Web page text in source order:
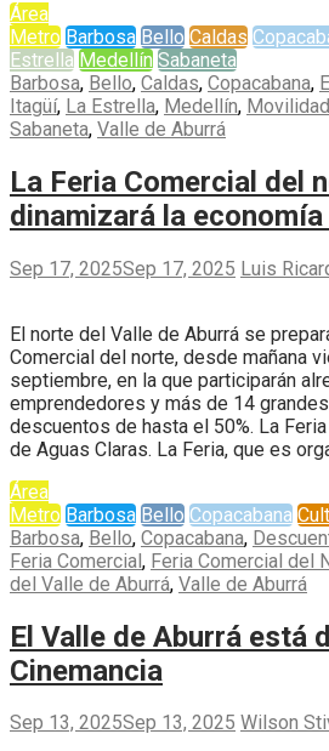
Área
Metro Barbosa Bello Caldas
Estrella Medellín Sabaneta
Barbosa, Bello, Caldas, Copacabana,
Itagüí, La Estrella, Medellín, Movilidad
Sabaneta, Valle de Aburrá
La Feria Comercial del
dinamizará la
Sep 17, 2025Sep 17, 2025 Luis
El norte del Valle de Aburrá se
Comercial del norte, desde mañana
septiembre, en la que participarán
emprendedores y más de 14
descuentos de hasta el 50%. La
de Aguas Claras. La Feria, que es
Área
Metro Barbosa Bello Copacabana
Barbosa, Bello, Copacabana,
Feria Comercial, Feria Comercial del
del Valle de Aburrá, Valle de Aburrá
El Valle de Aburrá está
Cinemancia
Sep 13, 2025Sep 13, 2025 Wilson